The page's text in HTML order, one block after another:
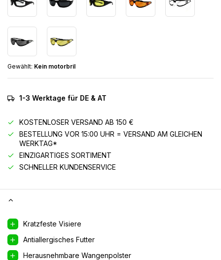
Gewählt: Kein motorbril
1-3 Werktage für DE & AT
KOSTENLOSER VERSAND AB 150 €
BESTELLUNG VOR 15:00 UHR = VERSAND AM GLEICHEN
WERKTAG*
EINZIGARTIGES SORTIMENT
SCHNELLER KUNDENSERVICE
Kratzfeste Visiere
Antiallergisches Futter
Herausnehmbare Wangenpolster